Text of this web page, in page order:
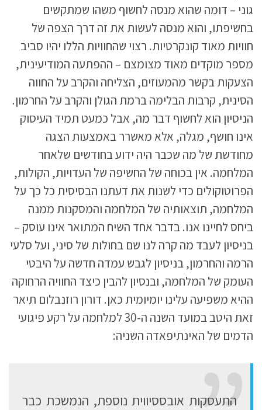
גוני – דומה שהוא מנסה לחשוף משהו שמתקשים
בחשיפתו, והוא מנסה לעשות את זה דרך הצפה של
חוויות מאוד קונקרטיות. רצוי שהחוויות הללו יהיו סביב
מספר מוקדים מאוד מצומצם – ההפתעה המודיעינית,
הצעקות בקשר מהמעוזים, הצליחה והקרב על החווה
הסינית, קרבות הבלימה ברמת הגולן והקרב על החרמון.
הניסיון הוא לחשוף דבר מה, אבל כמעט תמיד העיסוק
אינו חושף, מגלה, אלא מאשרר באמצעות הצגה
מחודשת של מה שכבר היה ידוע בחודשים שלאחר
המלחמה. אין בכוחה של החשיפה של העדויות, הקולות,
הפרוטוקולים כדי לשנות את דעתנו הבסיסית כל כך על
המלחמה, תוצאותיה של המלחמה והמסקנות ממנה
ביחס לחיינו אנו. בדבר אחד השיח המתואר אינו עוסק –
בניסיון לעבד מה קרה לנו שם בחולות של סיני, ועל סלעי
הרמה והחרמון, בניסיון לגבש עמדה חדשה על היבטי
העומק של המלחמה, ובנסיון להבין כיצד החוויה הרחוקה
ההיא משפיעה עלינו יומיומית כאן. דורון רוזנבלום תיאר
זאת היטב במועד השנה ה-30 למלחמה על רקע פיגועי
הדמים של האינתיפאדה השניה:
התעסקות אובססיווית נוספת, הנמשכת כבר